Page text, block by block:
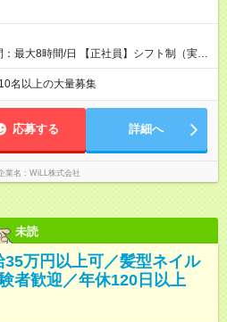
最大8時間/日 【正社員】シフト制（実働
／22時～翌7時（休憩60分） ◎働き方
お気軽にご相談ください。
名以上の大量募集
応募する 詳細へ
業名 WiLL株式会社
未読
万円以上可／髪型ネイル
者歓迎／年休120日以上